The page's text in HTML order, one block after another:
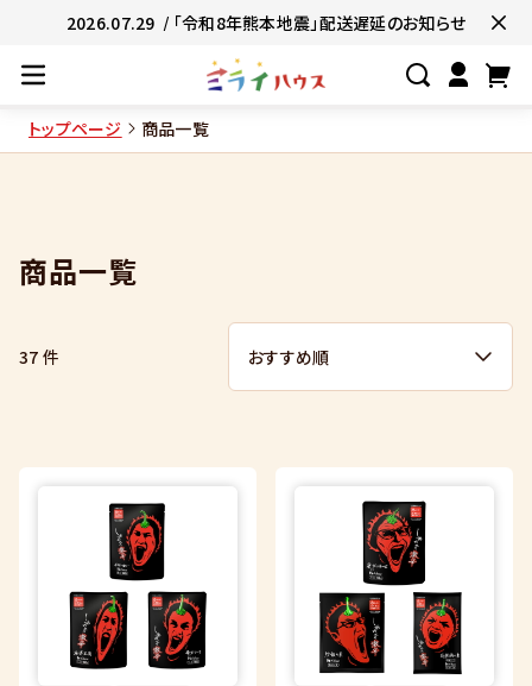
2026.07.29 / 「令和8年熊本地震」配送遅延のお知らせ
トップページ 商品一覧
商品一覧
37 件